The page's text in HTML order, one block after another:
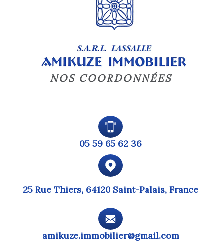
NOS COORDONNÉES
05 59 65 62 36
25 Rue Thiers, 64120 Saint-Palais, France
amikuze.immobilier@gmail.com